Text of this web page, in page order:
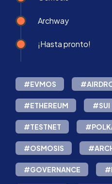
Archway
¡Hasta pronto!
#EVMOS
#ETHEREUM #SUI
#TESTNET
#OSMOSIS
#GOVERNANCE